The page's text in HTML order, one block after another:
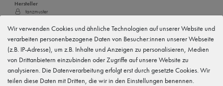
Hersteller
tanzmuster
service@tanzmuster.de
Merkmale
Wir verwenden Cookies und ähnliche Technologien auf unserer Website und
verarbeiten personenbezogene Daten von Besucher:innen unserer Webseite
(z.B. IP-Adresse), um z.B. Inhalte und Anzeigen zu personalisieren, Medien
von Drittanbietern einzubinden oder Zugriffe auf unsere Website zu
analysieren. Die Datenverarbeitung erfolgt erst durch gesetzte Cookies. Wir
teilen diese Daten mit Dritten, die wir in den Einstellungen benennen.